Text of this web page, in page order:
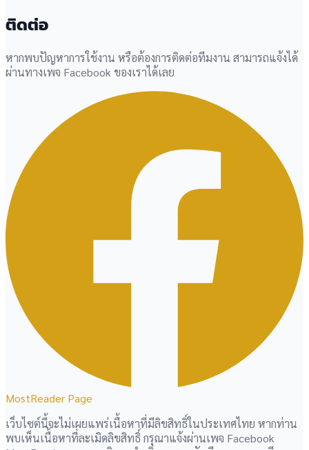
ติดต่อ
หากพบปัญหาการใช้งาน หรือต้องการติดต่อทีมงาน สามารถแจ้งได้
ผ่านทางเพจ Facebook ของเราได้เลย
MostReader Page
เว็บไซต์นี้จะไม่เผยแพร่เนื้อหาที่มีลิขสิทธิ์ในประเทศไทย หากท่าน
พบเห็นเนื้อหาที่ละเมิดลิขสิทธิ์ กรุณาแจ้งผ่านเพจ Facebook